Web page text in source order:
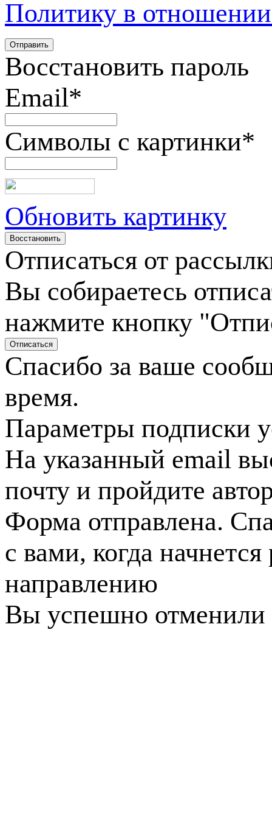
Политику в
Восстановить пароль
Email*
Символы с картинки*
Обновить картинку
Отписаться от
Вы собираетесь
нажмите кнопку
Спасибо за ваше
время.
Параметры подписки
На указанный email
почту и пройдите
Форма отправлена.
с вами, когда
направлению
Вы успешно отменили